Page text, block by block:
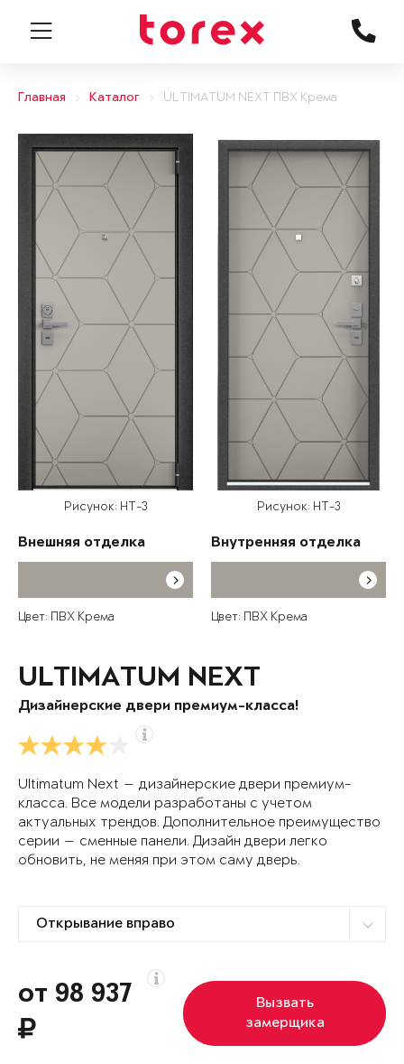
Главная Каталог ULTIMATUM NEXT ПВХ Крема
Рисунок: HT-3
Внешняя отделка
Цвет: ПВХ Крема
Рисунок: HT-3
Внутренняя отделка
Цвет: ПВХ Крема
ULTIMATUM NEXT
Дизайнерские двери премиум-класса!
Ultimatum Next — дизайнерские двери премиум-
класса. Все модели разработаны с учетом
актуальных трендов. Дополнительное преимущество
серии — сменные панели. Дизайн двери легко
обновить, не меняя при этом саму дверь.
от 98 937
Вызвать
замерщика